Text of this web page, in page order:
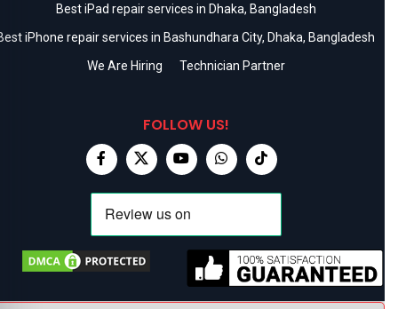
Best iPad repair services in Dhaka, Bangladesh
iPhone repair services in Bashundhara City, Dhaka, Bangladesh
We Are Hiring
Technician Partner
FOLLOW US!